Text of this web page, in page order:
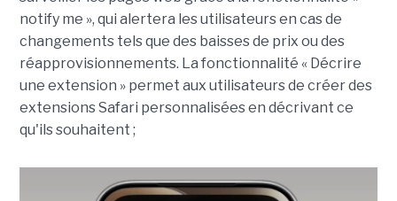
notify me », qui alertera les utilisateurs en cas de
changements tels que des baisses de prix ou des
réapprovisionnements. La fonctionnalité « Décrire
une extension » permet aux utilisateurs de créer des
extensions Safari personnalisées en décrivant ce
qu'ils souhaitent ;